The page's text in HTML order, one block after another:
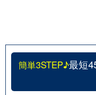
簡単3STEP♪最短